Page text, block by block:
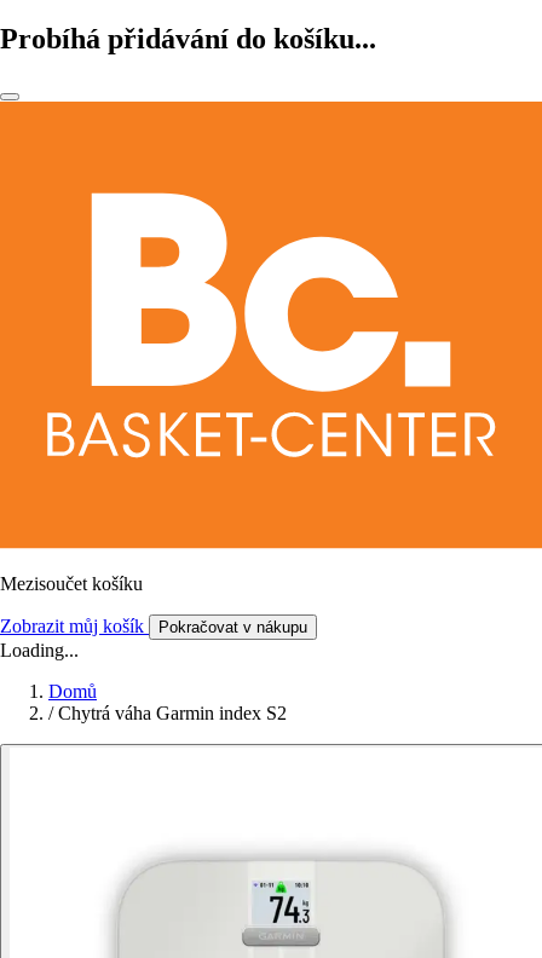
Probíhá přidávání do košíku...
Mezisoučet košíku
Zobrazit můj košík Pokračovat v nákupu
Loading...
Domů
/ Chytrá váha Garmin index S2